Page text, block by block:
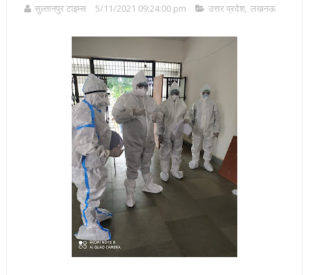
सुल्तानपुर टाइम्स 5/11/2021 09:24:00 pm उत्तर प्रदेश, लखनऊ